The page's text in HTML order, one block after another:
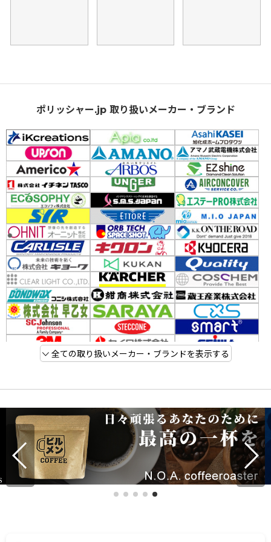
ポリッシャー.jp 取り扱いメーカー・ブランド
全ての取り扱いメーカー・ブランドを表示する